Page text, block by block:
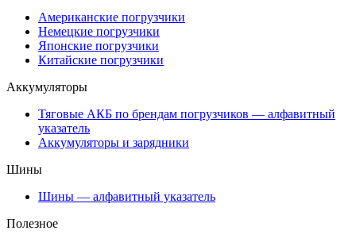
Американские погрузчики
Немецкие погрузчики
Японские погрузчики
Китайские погрузчики
Аккумуляторы
Тяговые АКБ по брендам погрузчиков — алфавитный
указатель
Аккумуляторы и зарядники
Шины
Шины — алфавитный указатель
Полезное